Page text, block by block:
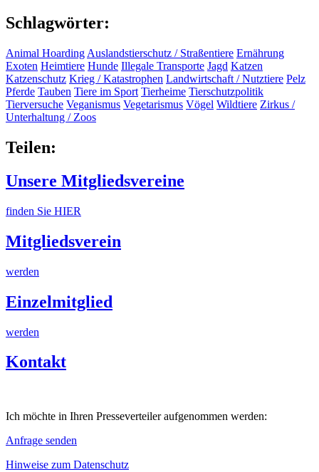
Schlagwörter:
Animal Hoarding Auslandstierschutz / Straßentiere Ernährung
Exoten Heimtiere Hunde Illegale Transporte Jagd Katzen
Katzenschutz Krieg / Katastrophen Landwirtschaft / Nutztiere Pelz
Pferde Tauben Tiere im Sport Tierheime Tierschutzpolitik
Tierversuche Veganismus Vegetarismus Vögel Wildtiere Zirkus /
Unterhaltung / Zoos
Teilen:
Unsere Mitgliedsvereine
finden Sie HIER
Mitgliedsverein
werden
Einzelmitglied
werden
Kontakt
Ich möchte in Ihren Presseverteiler aufgenommen werden:
Anfrage senden
Hinweise zum Datenschutz